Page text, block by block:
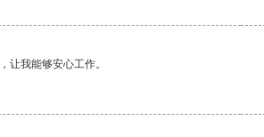
让我能够安心工作。